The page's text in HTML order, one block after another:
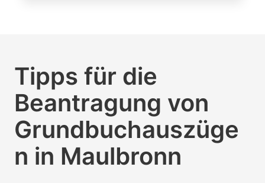
Tipps für die
Beantragung von
Grundbuchauszüge
n in Maulbronn